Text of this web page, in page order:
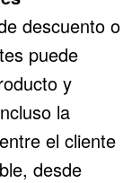
descuento o
puede
y
la
el cliente
desde